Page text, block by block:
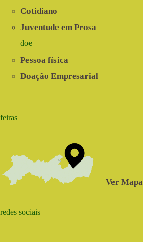
Cotidiano
Juventude em Prosa
doe
Pessoa física
Doação Empresarial
feiras
Ver Mapa
redes sociais